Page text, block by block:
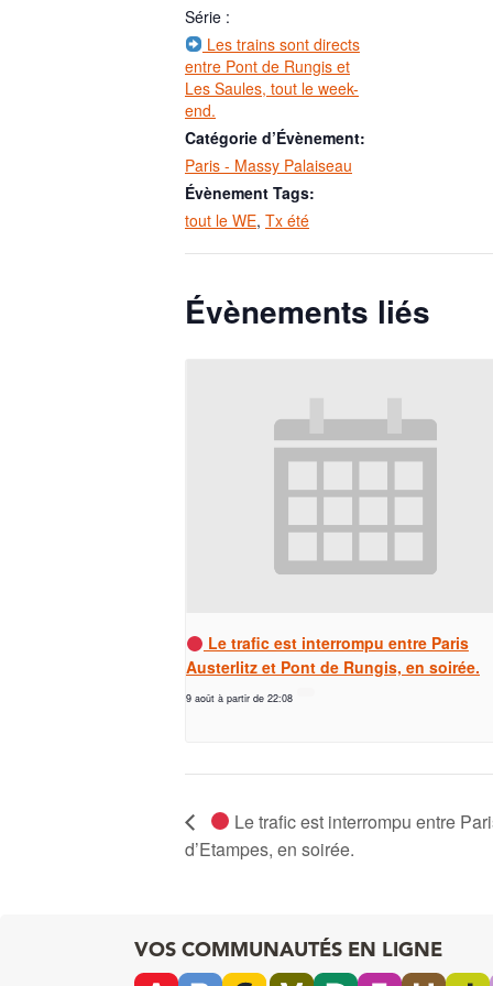
Série :
Les trains sont directs
entre Pont de Rungis et
Les Saules, tout le week-
end.
Catégorie d’Évènement:
Paris - Massy Palaiseau
Évènement Tags:
tout le WE, Tx été
Évènements liés
Le trafic est interrompu entre Paris
Austerlitz et Pont de Rungis, en soirée.
9 août à partir de 22:08
Le trafic est interrompu entre
d’Etampes, en soirée.
VOS COMMUNAUTÉS EN LIGNE